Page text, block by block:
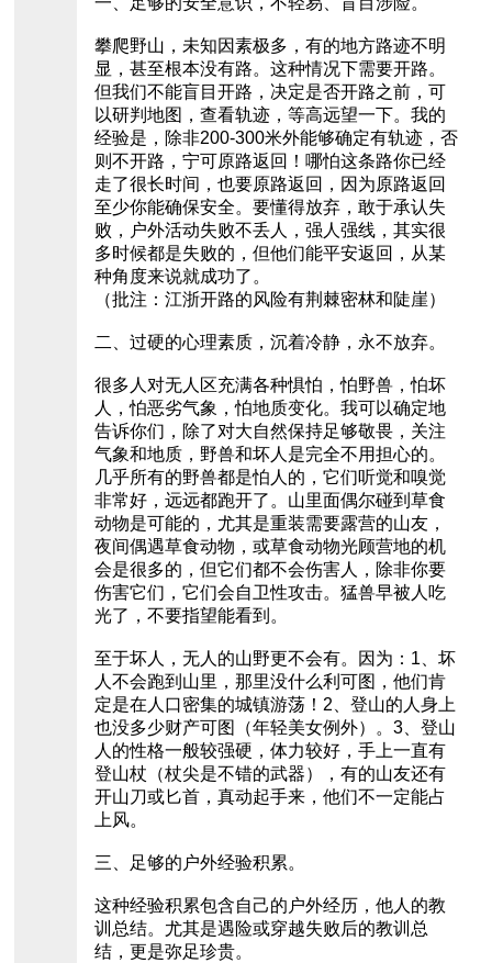
攀爬野山，未知因素极多，有的地方路迹不明
显，甚至根本没有路。这种情况下需要开路。
但我们不能盲目开路，决定是否开路之前，可
以研判地图，查看轨迹，等高远望一下。我的
经验是，除非200-300米外能够确定有轨迹，否
则不开路，宁可原路返回！哪怕这条路你已经
走了很长时间，也要原路返回，因为原路返回
至少你能确保安全。要懂得放弃，敢于承认失
败，户外活动失败不丢人，强人强线，其实很
多时候都是失败的，但他们能平安返回，从某
种角度来说就成功了。
（批注：江浙开路的风险有荆棘密林和陡崖）
二、过硬的心理素质，沉着冷静，永不放弃。
很多人对无人区充满各种惧怕，怕野兽，怕坏
人，怕恶劣气象，怕地质变化。我可以确定地
告诉你们，除了对大自然保持足够敬畏，关注
气象和地质，野兽和坏人是完全不用担心的。
几乎所有的野兽都是怕人的，它们听觉和嗅觉
非常好，远远都跑开了。山里面偶尔碰到草食
动物是可能的，尤其是重装需要露营的山友，
夜间偶遇草食动物，或草食动物光顾营地的机
会是很多的，但它们都不会伤害人，除非你要
伤害它们，它们会自卫性攻击。猛兽早被人吃
光了，不要指望能看到。
至于坏人，无人的山野更不会有。因为：1、坏
人不会跑到山里，那里没什么利可图，他们肯
定是在人口密集的城镇游荡！2、登山的人身上
也没多少财产可图（年轻美女例外）。3、登山
人的性格一般较强硬，体力较好，手上一直有
登山杖（杖尖是不错的武器），有的山友还有
开山刀或匕首，真动起手来，他们不一定能占
上风。
三、足够的户外经验积累。
这种经验积累包含自己的户外经历，他人的教
训总结。尤其是遇险或穿越失败后的教训总
结，更是弥足珍贵。